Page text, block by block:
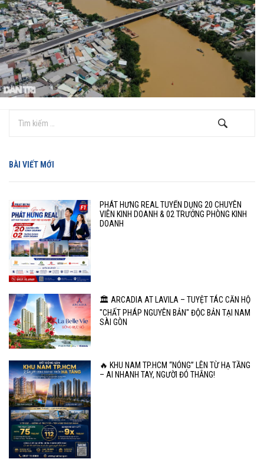
BÀI VIẾT MỚI
PHÁT HƯNG REAL TUYỂN DỤNG 20 CHUYÊN
VIÊN KINH DOANH & 02 TRƯỞNG PHÒNG KINH
DOANH
🏛️ ARCADIA AT LAVILA – TUYỆT TÁC CĂN HỘ
"CHẤT PHÁP NGUYÊN BẢN" ĐỘC BẢN TẠI NAM
SÀI GÒN
🔥 KHU NAM TP.HCM “NÓNG” LÊN TỪ HẠ TẦNG
– AI NHANH TAY, NGƯỜI ĐÓ THẮNG!